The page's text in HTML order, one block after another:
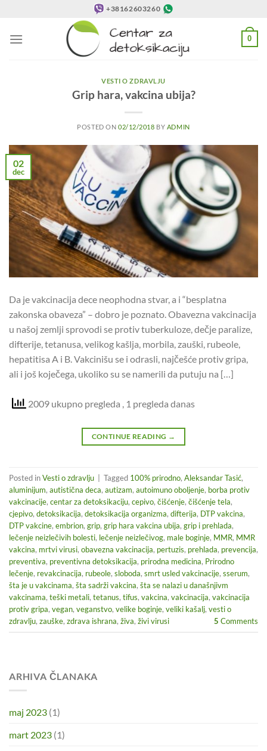
sadržaj
+38162603260
0
VESTI O ZDRAVLJU
Grip hara, vakcina ubija?
POSTED ON 02/12/2018 BY ADMIN
02
dec
Da je vakcinacija dece neophodna stvar, a i “besplatna
zakonska obaveza” – dobro je poznato. Obavezna vakcinacija
u našoj zemlji sprovodi se protiv tuberkuloze, dečje paralize,
difterije, tetanusa, velikog kašlja, morbila, zauški, rubeole,
hepatitisa A i B. Vakcinišu se i odrasli, najčešće protiv gripa,
ali i još koječega, ukoliko su se namerili da putuju na […]
2009 ukupno pregleda , 1 pregleda danas
CONTINUE READING →
Posted inVesti o zdravlju Tagged 100% prirodno, Aleksandar Tasić,
aluminijum, autistična deca, autizam, autoimuno oboljenje, borba protiv
vakcinacije, centar za detoksikaciju, cepivo, čišćenje, čišćenje tela,
cjepivo, detoksikacija, detoksikacija organizma, difterija, DTP vakcina,
DTP vakcine, embrion, grip, grip hara vakcina ubija, grip i prehlada,
lečenje neizlečivih bolesti, lečenje neizlečivog, male boginje, MMR, MMR
vakcina, mrtvi virusi, obavezna vakcinacija, pertuzis, prehlada, prevencija,
preventiva, preventivna detoksikacija, prirodna medicina, Prirodno
lečenje, revakcinacija, rubeole, sloboda, smrt usled vakcinacije, sserum,
šta je u vakcinama, šta sadrži vakcina, šta se nalazi u današnjivm
vakcinama, teški metali, tetanus, tifus, vakcina, vakcinacija, vakcinacija
protiv gripa, vegan, veganstvo, velike boginje, veliki kašalj, vesti o
zdravlju, zauške, zdrava ishrana, živa, živi virusi 5 Comments
ARHIVA ČLANAKA
maj 2023 (1)
mart 2023 (1)